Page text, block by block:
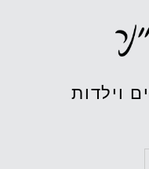
וילדות